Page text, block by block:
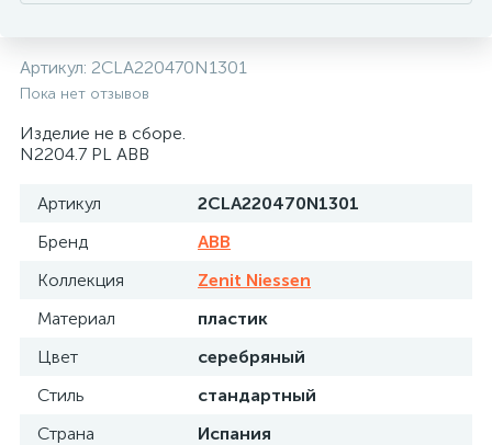
Артикул: 2CLA220470N1301
Пока нет отзывов
Изделие не в сборе.
N2204.7 PL ABB
Артикул
2CLA220470N1301
Бренд
ABB
Коллекция
Zenit Niessen
Материал
пластик
Цвет
серебряный
Стиль
стандартный
Страна
Испания